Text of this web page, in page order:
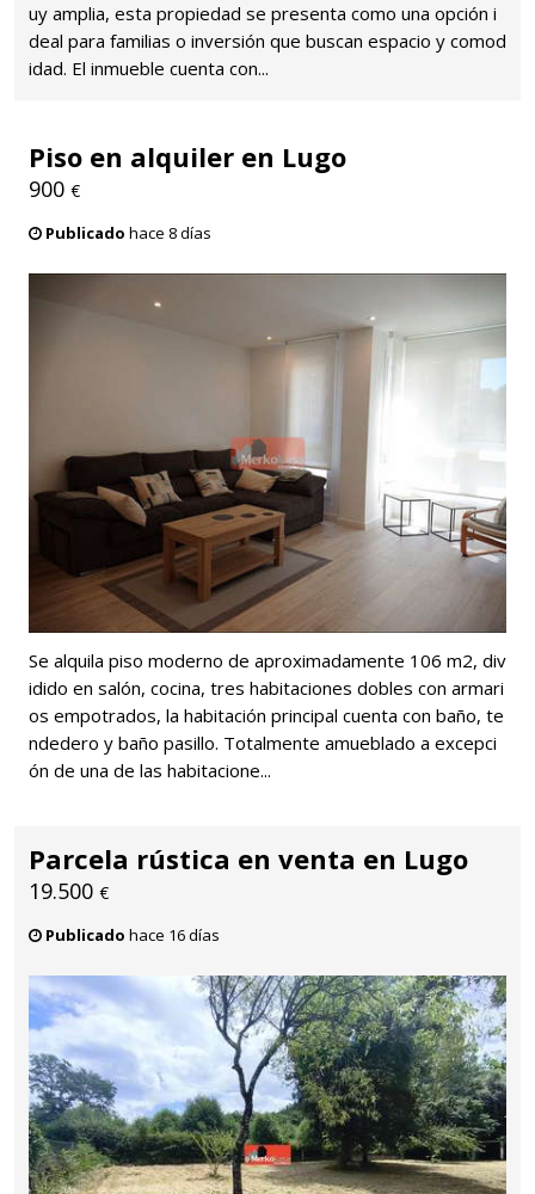
uy amplia, esta propiedad se presenta como una opción i
deal para familias o inversión que buscan espacio y comod
idad. El inmueble cuenta con...
Piso en alquiler en Lugo
900 €
Publicado hace 8 días
Se alquila piso moderno de aproximadamente 106 m2, div
idido en salón, cocina, tres habitaciones dobles con armari
os empotrados, la habitación principal cuenta con baño, te
ndedero y baño pasillo. Totalmente amueblado a excepci
ón de una de las habitacione...
Parcela rústica en venta en Lugo
19.500 €
Publicado hace 16 días